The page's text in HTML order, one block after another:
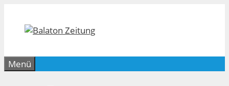
springen
Menü